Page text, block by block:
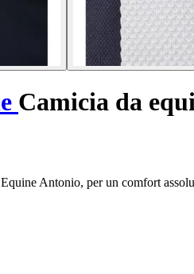
Camicia da
Antonio, per un comfort